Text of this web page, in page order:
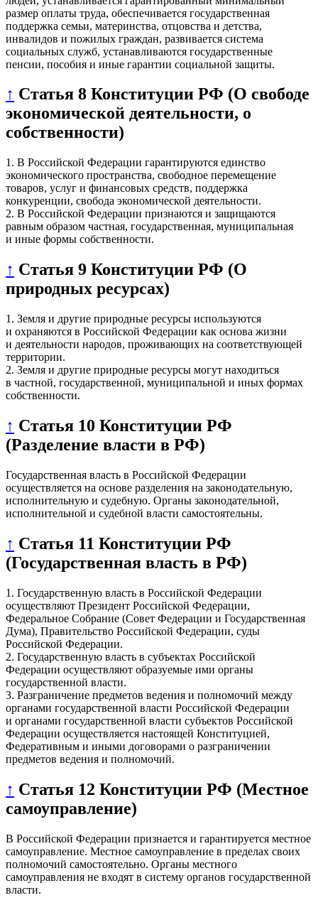
размер оплаты труда, обеспечивается государственная
поддержка семьи, материнства, отцовства и детства,
инвалидов и пожилых граждан, развивается система
социальных служб, устанавливаются государственные
пенсии, пособия и иные гарантии социальной защиты.
↑ Статья 8 Конституции РФ (О свободе
экономической деятельности, о
собственности)
1. В Российской Федерации гарантируются единство
экономического пространства, свободное перемещение
товаров, услуг и финансовых средств, поддержка
конкуренции, свобода экономической деятельности.
2. В Российской Федерации признаются и защищаются
равным образом частная, государственная, муниципальная
и иные формы собственности.
↑ Статья 9 Конституции РФ (О
природных ресурсах)
1. Земля и другие природные ресурсы используются
и охраняются в Российской Федерации как основа жизни
и деятельности народов, проживающих на соответствующей
территории.
2. Земля и другие природные ресурсы могут находиться
в частной, государственной, муниципальной и иных формах
собственности.
↑ Статья 10 Конституции РФ
(Разделение власти в РФ)
Государственная власть в Российской Федерации
осуществляется на основе разделения на законодательную,
исполнительную и судебную. Органы законодательной,
исполнительной и судебной власти самостоятельны.
↑ Статья 11 Конституции РФ
(Государственная власть в РФ)
1. Государственную власть в Российской Федерации
осуществляют Президент Российской Федерации,
Федеральное Собрание (Совет Федерации и Государственная
Дума), Правительство Российской Федерации, суды
Российской Федерации.
2. Государственную власть в субъектах Российской
Федерации осуществляют образуемые ими органы
государственной власти.
3. Разграничение предметов ведения и полномочий между
органами государственной власти Российской Федерации
и органами государственной власти субъектов Российской
Федерации осуществляется настоящей Конституцией,
Федеративным и иными договорами о разграничении
предметов ведения и полномочий.
↑ Статья 12 Конституции РФ (Местное
самоуправление)
В Российской Федерации признается и гарантируется местное
самоуправление. Местное самоуправление в пределах своих
полномочий самостоятельно. Органы местного
самоуправления не входят в систему органов государственной
власти.